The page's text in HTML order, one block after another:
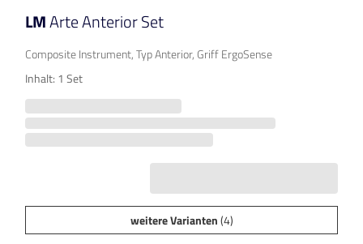
LMArte Anterior Set
Composite Instrument, Typ Anterior, Griff ErgoSense
Inhalt: 1 Set
weitere Varianten(4)